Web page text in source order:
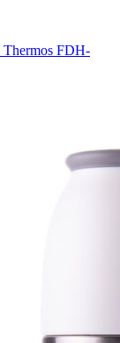
FDH-